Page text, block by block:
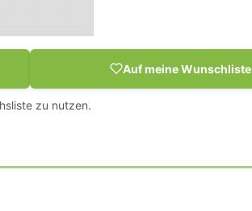
Auf meine Wunschliste
zu nutzen.